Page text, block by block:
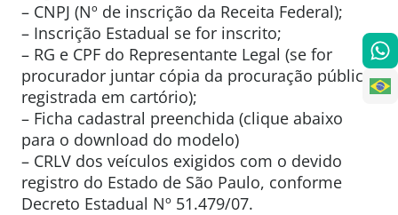
– CNPJ (Nº de inscrição da Receita Federal);
– Inscrição Estadual se for inscrito;
– RG e CPF do Representante Legal (se for
procurador juntar cópia da procuração pública
registrada em cartório);
– Ficha cadastral preenchida (clique abaixo
para o download do modelo)
– CRLV dos veículos exigidos com o devido
registro do Estado de São Paulo, conforme
Decreto Estadual Nº 51.479/07.